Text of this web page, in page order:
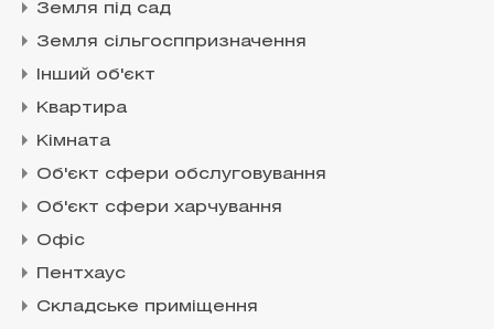
Земля під сад
Земля сільгосппризначення
Інший об'єкт
Квартира
Кімната
Об'єкт сфери обслуговування
Об'єкт сфери харчування
Офіс
Пентхаус
Складське приміщення